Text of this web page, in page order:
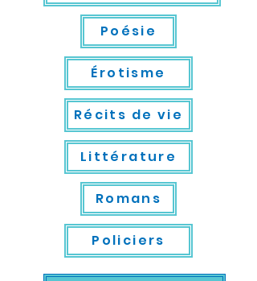
Poésie
Érotisme
Récits de vie
Littérature
Romans
Policiers